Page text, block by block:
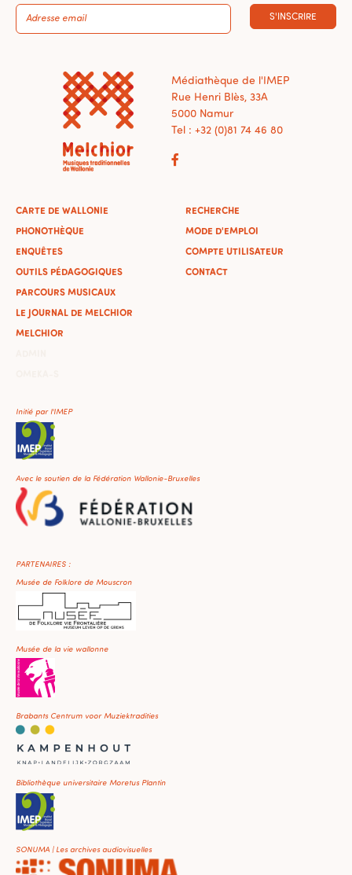
S'INSCRIRE
Médiathèque de l'IMEP
Rue Henri Blès, 33A
5000 Namur
Tel : +32 (0)81 74 46 80
CARTE DE WALLONIE
PHONOTHÈQUE
ENQUÊTES
OUTILS PÉDAGOGIQUES
PARCOURS MUSICAUX
LE JOURNAL DE MELCHIOR
MELCHIOR
RECHERCHE
MODE D'EMPLOI
COMPTE UTILISATEUR
CONTACT
Initié par l'IMEP
Avec le soutien de la Fédération Wallonie-Bruxelles
PARTENAIRES :
Musée de Folklore de Mouscron
Musée de la vie wallonne
Brabants Centrum voor Muziektradities
Bibliothèque universitaire Moretus Plantin
SONUMA | Les archives audiovisuelles